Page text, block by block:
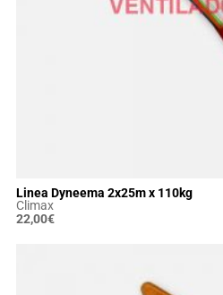
Linea Dyneema 2x25m x 110kg
Climax
22,00€